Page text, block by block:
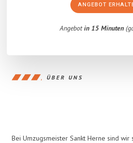
ANGEBOT
Angebotin 15 Minuten
ÜBER UNS
Bei Umzugsmeister Sankt Herne sind